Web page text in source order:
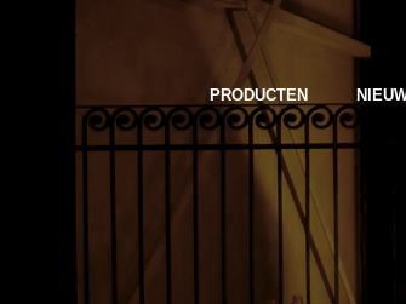
PRODUCTEN